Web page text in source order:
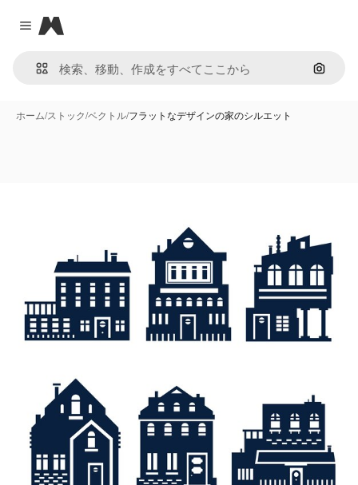
Close menu
Magnific
画像で
ホーム/ストック/ベクトル/フラットなデザインの家のシルエット